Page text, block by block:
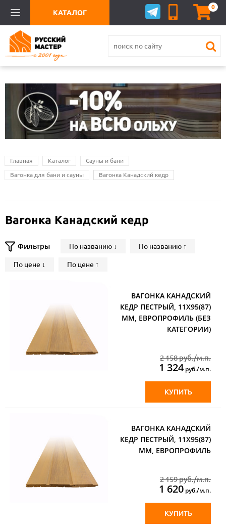
0
КАТАЛОГ
Главная Каталог Сауны и бани
Вагонка для бани и сауны Вагонка Канадский кедр
Вагонка Канадский кедр
Фильтры По названию ↓ По названию ↑
По цене ↓ По цене ↑
ВАГОНКА КАНАДСКИЙ
КЕДР ПЕСТРЫЙ, 11Х95(87)
ММ, ЕВРОПРОФИЛЬ (БЕЗ
КАТЕГОРИИ)
2 158 руб./м.п.
1 324 руб./м.п.
КУПИТЬ
ВАГОНКА КАНАДСКИЙ
КЕДР ПЕСТРЫЙ, 11Х95(87)
ММ, ЕВРОПРОФИЛЬ
2 159 руб./м.п.
1 620 руб./м.п.
КУПИТЬ